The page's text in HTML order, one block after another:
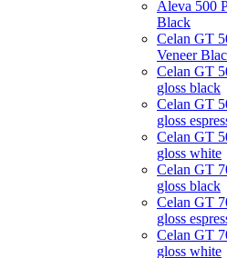
Aleva 500
Black
Celan GT
Veneer
Celan GT
gloss black
Celan GT
gloss
Celan GT
gloss white
Celan GT
gloss black
Celan GT
gloss
Celan GT
gloss white